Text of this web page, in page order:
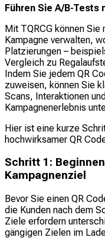
Führen Sie A/B-Tests
Mit TQRCG können
Kampagne verwalten,
Platzierungen –
Vergleich zu
Indem Sie jedem QR
zuweisen, können Sie
Scans, Interaktionen
Kampagnenerlebnis
Hier ist eine kurze
hochwirksamer QR
Schritt 1:
Kampagnenziel
Bevor Sie einen QR
die Kunden nach dem
Ziele erfordern
gängigen Zielen im